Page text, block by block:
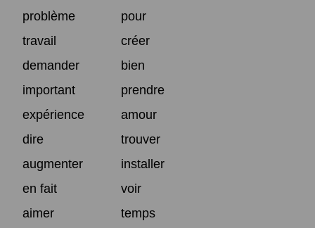
problème
pour
travail
créer
demander
bien
important
prendre
expérience
amour
dire
trouver
augmenter
installer
en fait
voir
aimer
temps